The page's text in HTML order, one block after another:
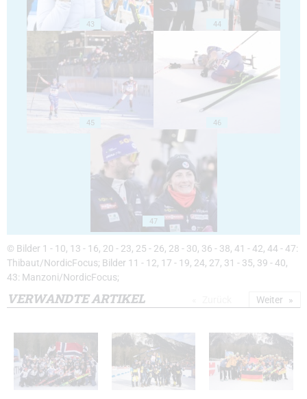
43 44
45 46
47
© Bilder 1 - 10, 13 - 16, 20 - 23, 25 - 26, 28 - 30, 36 - 38, 41 - 42, 44 - 47:
Thibaut/NordicFocus; Bilder 11 - 12, 17 - 19, 24, 27, 31 - 35, 39 - 40,
43: Manzoni/NordicFocus;
VERWANDTE ARTIKEL Weiter